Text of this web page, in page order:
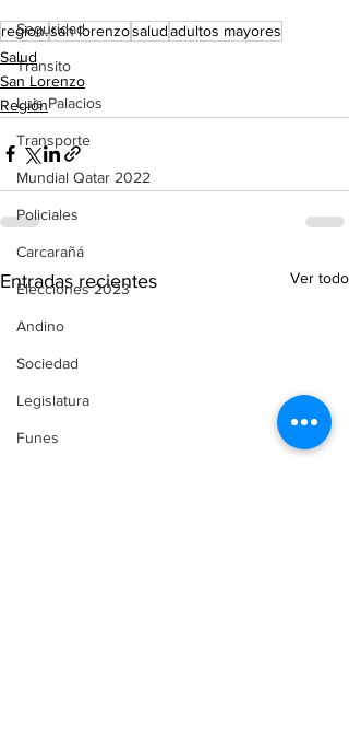
Seguridad
Tránsito
Luis Palacios
Transporte
Mundial Qatar 2022
Policiales
Carcarañá
Elecciones 2023
Andino
Sociedad
Legislatura
Funes
region.san lorenzosaludadultos mayores
Salud
San Lorenzo
Región
Entradas recientes Ver todo